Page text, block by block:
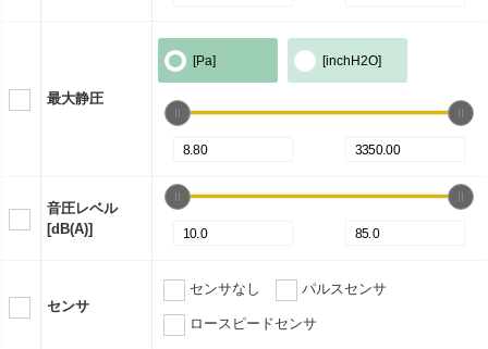
最大静圧
[Pa] [inchH2O]
音圧レベル
[dB(A)]
センサ
センサなし パルスセンサ
ロースピードセンサ